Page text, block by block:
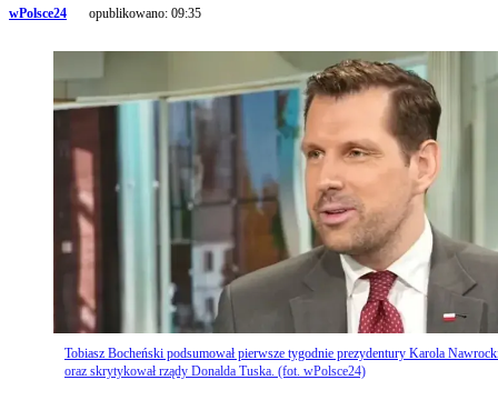
wPolsce24 opublikowano: 09:35
Tobiasz Bocheński podsumował pierwsze tygodnie prezydentury Karola
oraz skrytykował rządy Donalda Tuska. (fot. wPolsce24)